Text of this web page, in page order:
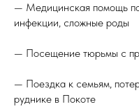
— Медицинская помощь
инфекции, сложные роды
— Посещение тюрьмы с
— Поездка к семьям,
руднике в Покоте